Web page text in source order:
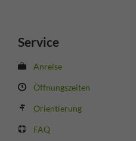
Service
Anreise
Öffnungszeiten
Orientierung
FAQ